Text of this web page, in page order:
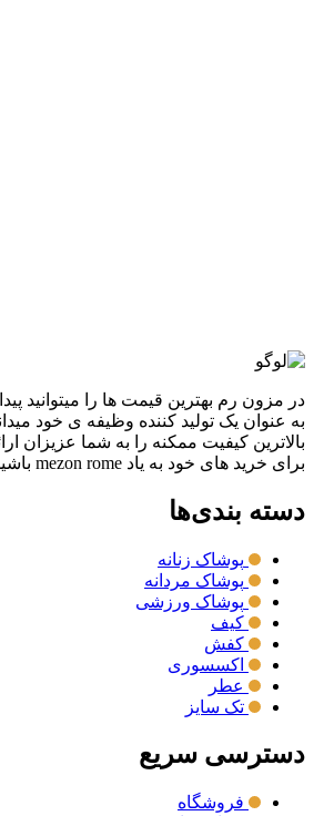
در مزون رم بهترین قیمت ها را میتوانید
به عنوان یک تولید کننده وظیفه ی خود
بالاترین کیفیت ممکنه را به شما عزیزان
برای خرید های خود به یاد mezon rome باشید
دسته بندی‌ها
پوشاک زنانه
پوشاک مردانه
پوشاک ورزشی
کیف
کفش
اکسسوری
عطر
تک سایز
دسترسی سریع
فروشگاه